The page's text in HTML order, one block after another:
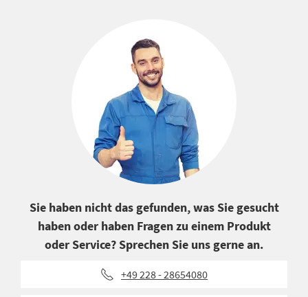
Sie haben nicht das gefunden, was Sie gesucht
haben oder haben Fragen zu einem Produkt
oder Service? Sprechen Sie uns gerne an.
+49 228 - 28654080